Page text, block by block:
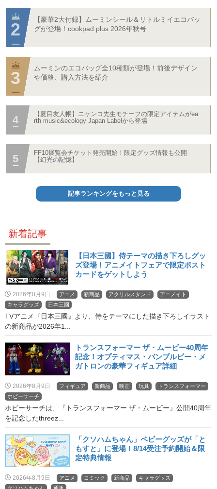
【豪華2大付録】ムーミンシール＆リトルミイエコバッ
グが登場！cookpad plus 2026年秋号
ムーミンのエコバッグ全10種類が登場！前後デザイン
や価格、購入方法を紹介
【夏目友人帳】ニャンコ先生モチーフの限定アイテムがea
rth music&ecology Japan Labelから登場
FF10展覧会チケット発売開始！限定グッズ情報も公開
【幻光の記憶】
記事ランキングをもっと見る
新着記事
【日本三國】侍テーマの描き下ろしグッ
ズ登場！アニメイトフェアで限定ポスト
カードをゲットしよう
2026年8月9日 アニメ 新商品 アクリルスタンド
アニメイト
キャラグッズ
日本三國
TVアニメ『日本三國』より、侍をテーマにした描き下ろしイラスト
の新商品が2026年1...
トランスフォーマー ザ・ムービー40周年
記念！オプティマス・バンブルビー・メ
ガトロンの豪華フィギュア詳細
2026年8月9日 フィギュア 新商品 映画 玩具
トランスフォーマー
ホビーサーチ
ホビーサーチは、『トランスフォーマー ザ・ムービー』公開40周年
を記念したthreez...
「クソハムちゃん」ベビーグッズが「と
もすと」に登場！8/14受注予約開始＆限
定特典情報
2026年8月9日 アニメ コミック 新商品
キャラグッズ